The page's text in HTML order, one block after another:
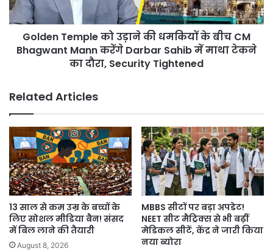
पूरा
भरोसा”
बीच
CM
Bhagwant
Mann
में
माथा
टेकने
का
दौरा,
Security
Tightened
Golden Temple को उड़ाने की धमकियों के बीच CM
Bhagwant Mann करेंगे Darbar Sahib में माथा टेकने
का दौरा, Security Tightened
Related Articles
13 साल से कम उम्र के बच्चों के
लिए सोशल मीडिया बैन! संसद
में बिल लाने की तैयारी
August 8, 2026
MBBS सीटों पर बड़ा अपडेट!
NEET सीट मैट्रिक्स से भी बढ़ीं
मेडिकल सीटें, केंद्र ने जारी किया
नया ब्योरा